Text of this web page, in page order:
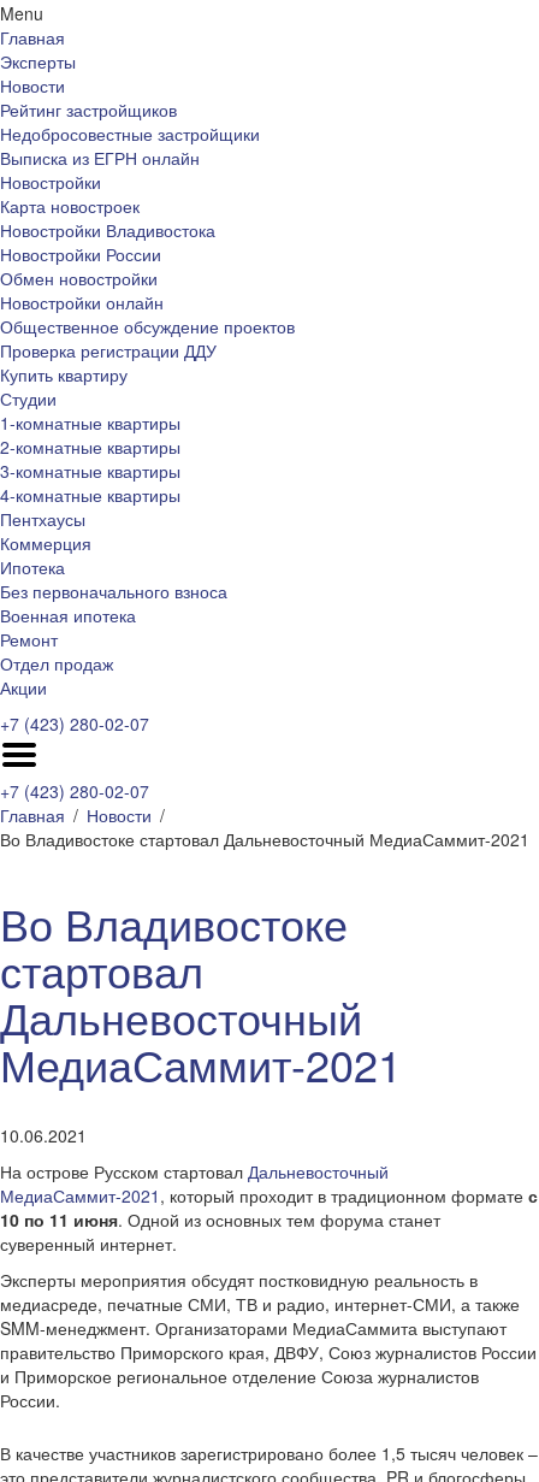
Menu
Главная
Эксперты
Новости
Рейтинг застройщиков
Недобросовестные застройщики
Выписка из ЕГРН онлайн
Новостройки
Карта новостроек
Новостройки Владивостока
Новостройки России
Обмен новостройки
Новостройки онлайн
Общественное обсуждение проектов
Проверка регистрации ДДУ
Купить квартиру
Студии
1-комнатные квартиры
2-комнатные квартиры
3-комнатные квартиры
4-комнатные квартиры
Пентхаусы
Коммерция
Ипотека
Без первоначального взноса
Военная ипотека
Ремонт
Отдел продаж
Акции
+7 (423) 280-02-07
+7 (423) 280-02-07
Главная
Новости
Во Владивостоке стартовал Дальневосточный МедиаСаммит-2021
Во Владивостоке
стартовал
Дальневосточный
МедиаСаммит-2021
10.06.2021
На острове Русском стартовал Дальневосточный
МедиаСаммит-2021 , который проходит в традиционном формате с
10 по 11 июня. Одной из основных тем форума станет
суверенный интернет.
Эксперты мероприятия обсудят постковидную реальность в
медиасреде, печатные СМИ, ТВ и радио, интернет-СМИ, а также
SMM-менеджмент. Организаторами МедиаСаммита выступают
правительство Приморского края, ДВФУ, Союз журналистов России
и Приморское региональное отделение Союза журналистов
России.
В качестве участников зарегистрировано более 1,5 тысяч человек –
это представители журналистского сообщества, PR и блогосферы